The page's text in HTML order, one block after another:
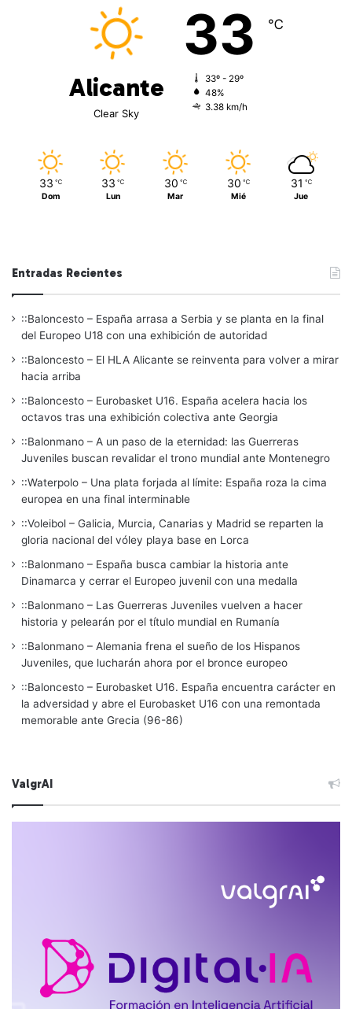
Alicante
Clear Sky
33 ℃
33º - 29º
48%
3.38 km/h
33 ℃
Dom
33 ℃
Lun
30 ℃
Mar
30 ℃
Mié
31 ℃
Jue
Entradas Recientes
::Baloncesto – España arrasa a Serbia y se planta en la final
del Europeo U18 con una exhibición de autoridad
::Baloncesto – El HLA Alicante se reinventa para volver a mirar
hacia arriba
::Baloncesto – Eurobasket U16. España acelera hacia los
octavos tras una exhibición colectiva ante Georgia
::Balonmano – A un paso de la eternidad: las Guerreras
Juveniles buscan revalidar el trono mundial ante Montenegro
::Waterpolo – Una plata forjada al límite: España roza la cima
europea en una final interminable
::Voleibol – Galicia, Murcia, Canarias y Madrid se reparten la
gloria nacional del vóley playa base en Lorca
::Balonmano – España busca cambiar la historia ante
Dinamarca y cerrar el Europeo juvenil con una medalla
::Balonmano – Las Guerreras Juveniles vuelven a hacer
historia y pelearán por el título mundial en Rumanía
::Balonmano – Alemania frena el sueño de los Hispanos
Juveniles, que lucharán ahora por el bronce europeo
::Baloncesto – Eurobasket U16. España encuentra carácter en
la adversidad y abre el Eurobasket U16 con una remontada
memorable ante Grecia (96-86)
ValgrAI